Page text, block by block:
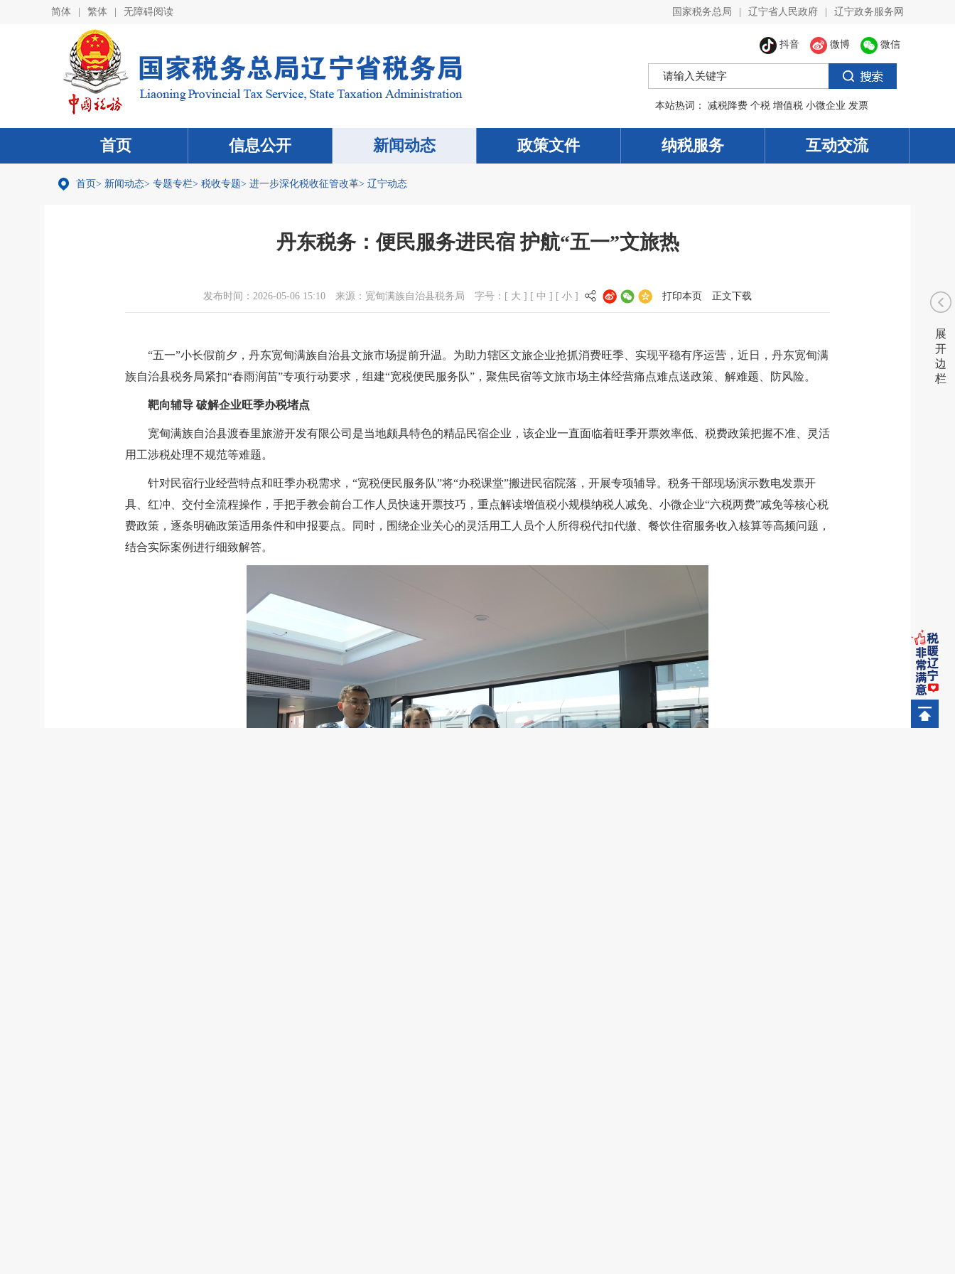
简体 繁体 无障碍阅读 国家税务总局 辽宁省人民政府 辽宁政务服务网
抖音 微博 微信
本站热词： 减税降费 个税 增值税 小微企业 发票
首页 信息公开 新闻动态 政策文件 纳税服务 互动交流
首页> 新闻动态> 专题专栏> 税收专题> 进一步深化税收征管改革> 辽宁动态
丹东税务：便民服务进民宿 护航“五一”文旅热
发布时间：2026-05-06 15:10 来源： 宽甸满族自治县税务局 字号：[ 大 ] [ 中 ] [ 小 ] 打印本页 正文下载
“五一”小长假前夕，丹东宽甸满族自治县文旅市场提前升温。为助力辖区文旅企业抢抓消费旺季、实现平稳有序运营，近日，丹东宽甸满
族自治县税务局紧扣“春雨润苗”专项行动要求，组建“宽税便民服务队”，聚焦民宿等文旅市场主体经营痛点难点送政策、解难题、防风险。
靶向辅导 破解企业旺季办税堵点
宽甸满族自治县渡春里旅游开发有限公司是当地颇具特色的精品民宿企业，该企业一直面临着旺季开票效率低、税费政策把握不准、灵活
用工涉税处理不规范等难题。
针对民宿行业经营特点和旺季办税需求，“宽税便民服务队”将“办税课堂”搬进民宿院落，开展专项辅导。税务干部现场演示数电发票开
具、红冲、交付全流程操作，手把手教会前台工作人员快速开票技巧，重点解读增值税小规模纳税人减免、小微企业“六税两费”减免等核心税
费政策，逐条明确政策适用条件和申报要点。同时，围绕企业关心的灵活用工人员个人所得税代扣代缴、餐饮住宿服务收入核算等高频问题，
结合实际案例进行细致解答。
展
开
边
栏